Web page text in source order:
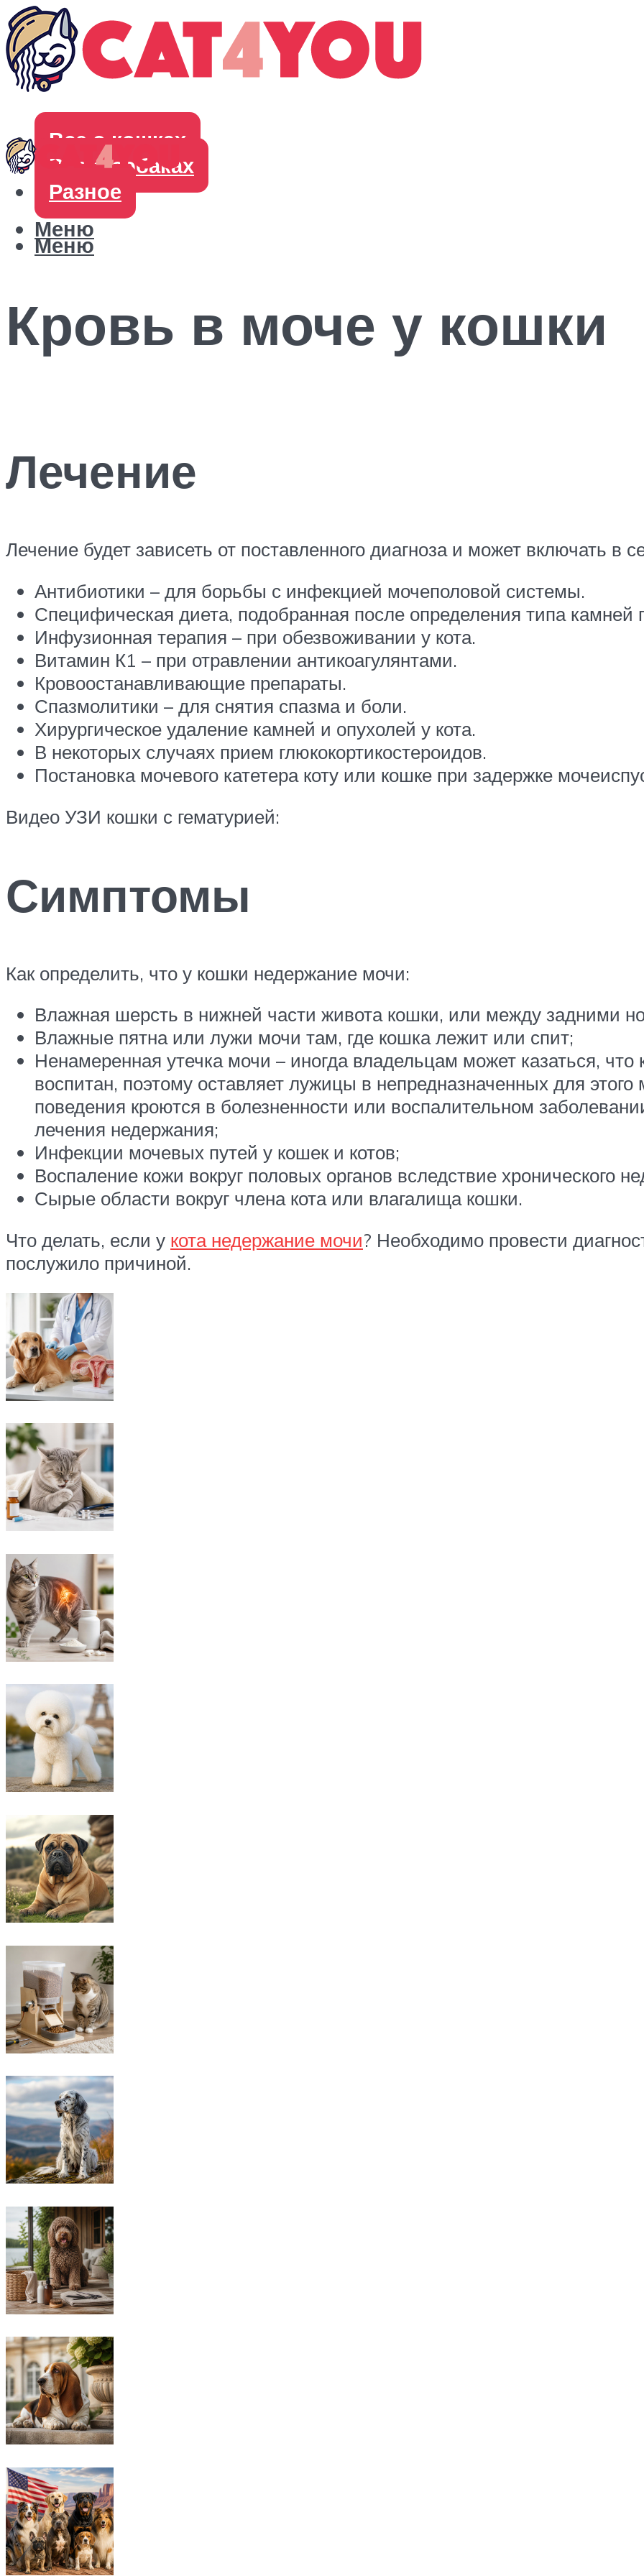
Все о кошках
Все о собаках
Разное
Меню
Меню
Кровь в моче у кошки
Лечение
Лечение будет зависеть от поставленного диагноза и может включать в
Антибиотики – для борьбы с инфекцией мочеполовой системы.
Специфическая диета, подобранная после определения типа камней
Инфузионная терапия – при обезвоживании у кота.
Витамин К1 – при отравлении антикоагулянтами.
Кровоостанавливающие препараты.
Спазмолитики – для снятия спазма и боли.
Хирургическое удаление камней и опухолей у кота.
В некоторых случаях прием глюкокортикостероидов.
Постановка мочевого катетера коту или кошке при задержке
Видео УЗИ кошки с гематурией:
Симптомы
Как определить, что у кошки недержание мочи:
Влажная шерсть в нижней части живота кошки, или между задними
Влажные пятна или лужи мочи там, где кошка лежит или спит;
Ненамеренная утечка мочи – иногда владельцам может казаться, что
воспитан, поэтому оставляет лужицы в непредназначенных для
поведения кроются в болезненности или воспалительном
лечения недержания;
Инфекции мочевых путей у кошек и котов;
Воспаление кожи вокруг половых органов вследствие хронического
Сырые области вокруг члена кота или влагалища кошки.
Что делать, если у кота недержание мочи? Необходимо провести
послужило причиной.